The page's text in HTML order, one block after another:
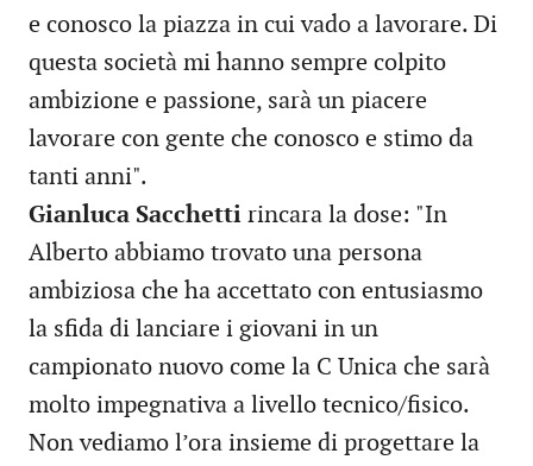
e conosco la piazza in cui vado a lavorare. Di
questa società mi hanno sempre colpito
ambizione e passione, sarà un piacere
lavorare con gente che conosco e stimo da
tanti anni".
Gianluca Sacchetti rincara la dose: "In
Alberto abbiamo trovato una persona
ambiziosa che ha accettato con entusiasmo
la sfida di lanciare i giovani in un
campionato nuovo come la C Unica che sarà
molto impegnativa a livello tecnico/fisico.
Non vediamo l’ora insieme di progettare la